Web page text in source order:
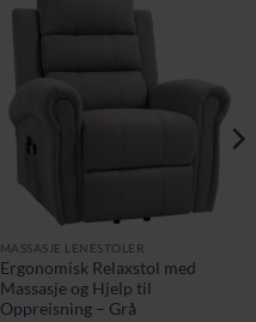
MASSASJE LENESTOLER
Ergonomisk Relaxstol med
Massasje og Hjelp til
Oppreisning – Grå